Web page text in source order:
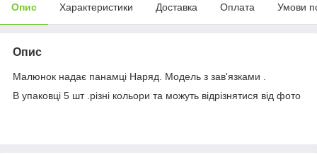
Опис Характеристики Доставка Оплата Умови
Опис
Малюнок надає панамці Наряд. Модель з зав'язками .
В упаковці 5 шт .різні кольори та можуть відрізнятися від фото